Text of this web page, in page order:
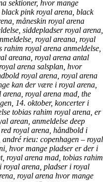
sektioner, hvor mange
pink royal arena, black
måneskin royal arena
siddepladser royal arena,
royal areana, royal
royal arena anmeldelse,
areana, royal arena antal
arena salsplan, hvor
royal arena, royal arena
kan der være i royal arena,
royal arena mad, the
14. oktober, koncerter i
tobias rahim royal arena, er
arean, anmeldelse deep
royal arena, håndbold i
rieu: copenhagen – royal
hvor mange pladser er der i
royal arena mad, tobias rahim
royal arena, pladser i royal
royal arena hvor mange